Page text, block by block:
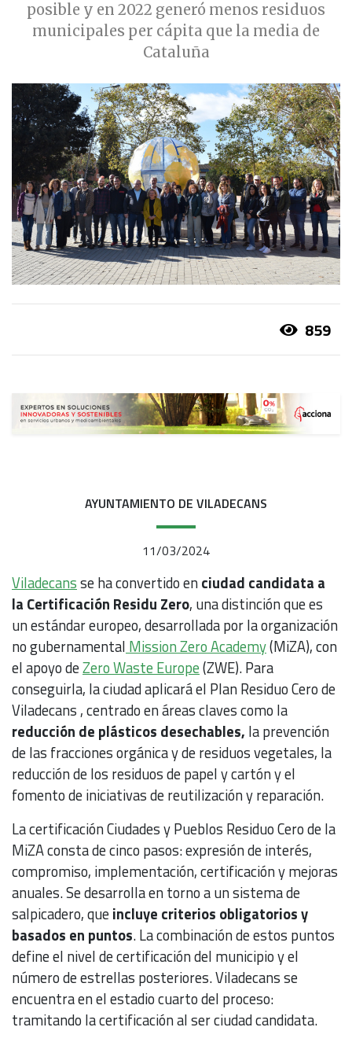
posible y en 2022 generó menos residuos
municipales per cápita que la media de
Cataluña
859
AYUNTAMIENTO DE VILADECANS
11/03/2024
Viladecansse ha convertido enciudad candidata a
la Certificación Residu Zero, una distinción que es
un estándar europeo, desarrollada por la organización
no gubernamental Mission Zero Academy(MiZA), con
el apoyo deZero Waste Europe(ZWE). Para
conseguirla, la ciudad aplicará el Plan Residuo Cero de
Viladecans , centrado en áreas claves como la
reducción de plásticos desechables, la prevención
de las fracciones orgánica y de residuos vegetales, la
reducción de los residuos de papel y cartón y el
fomento de iniciativas de reutilización y reparación.
La certificación Ciudades y Pueblos Residuo Cero de la
MiZA consta de cinco pasos: expresión de interés,
compromiso, implementación, certificación y mejoras
anuales. Se desarrolla en torno a un sistema de
salpicadero, queincluye criterios obligatorios y
basados ​​en puntos. La combinación de estos puntos
define el nivel de certificación del municipio y el
número de estrellas posteriores. Viladecans se
encuentra en el estadio cuarto del proceso:
tramitando la certificación al ser ciudad candidata.